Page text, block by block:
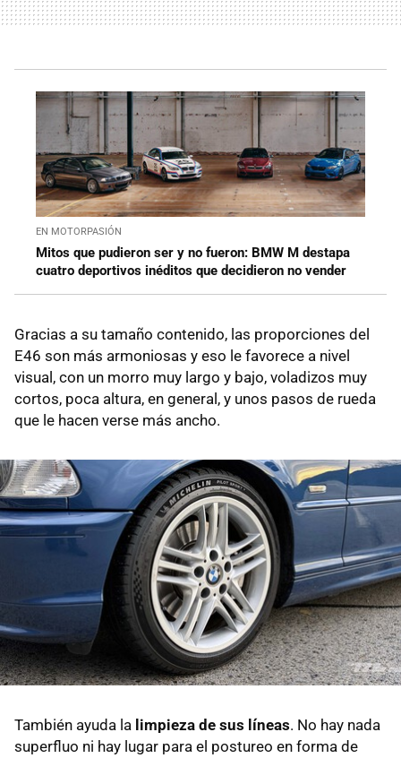
EN MOTORPASIÓN
Mitos que pudieron ser y no fueron: BMW M destapa
cuatro deportivos inéditos que decidieron no vender
Gracias a su tamaño contenido, las proporciones del
E46 son más armoniosas y eso le favorece a nivel
visual, con un morro muy largo y bajo, voladizos muy
cortos, poca altura, en general, y unos pasos de rueda
que le hacen verse más ancho.
También ayuda la limpieza de sus líneas. No hay nada
superfluo ni hay lugar para el postureo en forma de